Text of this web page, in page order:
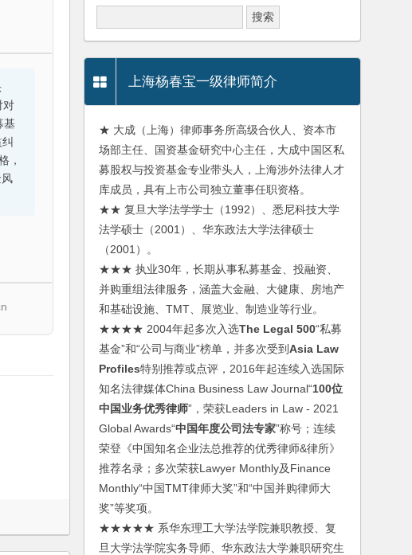
对
基
，
上海杨春宝一级律师简介
★ 大成（上海）律师事务所高级合伙人、资本市
场部主任、国资基金研究中心主任，大成中国区私
募股权与投资基金专业带头人，上海涉外法律人才
库成员，具有上市公司独立董事任职资格。
★★ 复旦大学法学学士（1992）、悉尼科技大学
法学硕士（2001）、华东政法大学法律硕士
（2001）。
★★★ 执业30年，长期从事私募基金、投融资、
并购重组法律服务，涵盖大金融、大健康、房地产
和基础设施、TMT、展览业、制造业等行业。
★★★★ 2004年起多次入选The Legal 500“私募
基金”和“公司与商业”榜单，并多次受到Asia Law
Profiles特别推荐或点评，2016年起连续入选国际
知名法律媒体China Business Law Journal“100位
中国业务优秀律师”，荣获Leaders in Law - 2021
Global Awards“中国年度公司法专家”称号；连续
荣登《中国知名企业法总推荐的优秀律师&律所》
推荐名录；多次荣获Lawyer Monthly及Finance
Monthly“中国TMT律师大奖”和“中国并购律师大
奖”等奖项。
★★★★★ 系华东理工大学法学院兼职教授、复
旦大学法学院实务导师、华东政法大学兼职研究生